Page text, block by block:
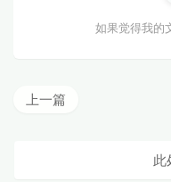
如果觉得我的
上一篇
此